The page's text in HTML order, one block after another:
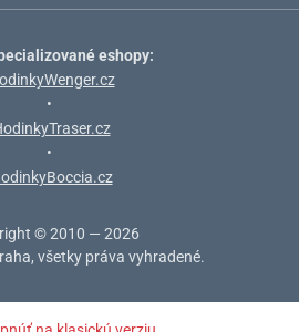
eshopy:
•
•
© 2010 — 2026
všetky práva vyhradené.